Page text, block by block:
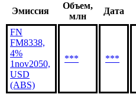
Эмиссия
Объем,
млн
Дата
FN
FM8338,
4%
1nov2050,
USD
(ABS)
*** ***